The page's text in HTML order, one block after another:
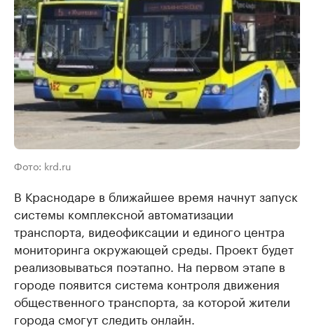
Фото: krd.ru
В Краснодаре в ближайшее время начнут запуск
системы комплексной автоматизации
транспорта, видеофиксации и единого центра
мониторинга окружающей среды. Проект будет
реализовываться поэтапно. На первом этапе в
городе появится система контроля движения
общественного транспорта, за которой жители
города смогут следить онлайн.